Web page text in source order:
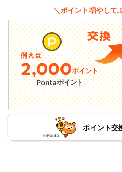
＼ポイント増やして
ポイント交